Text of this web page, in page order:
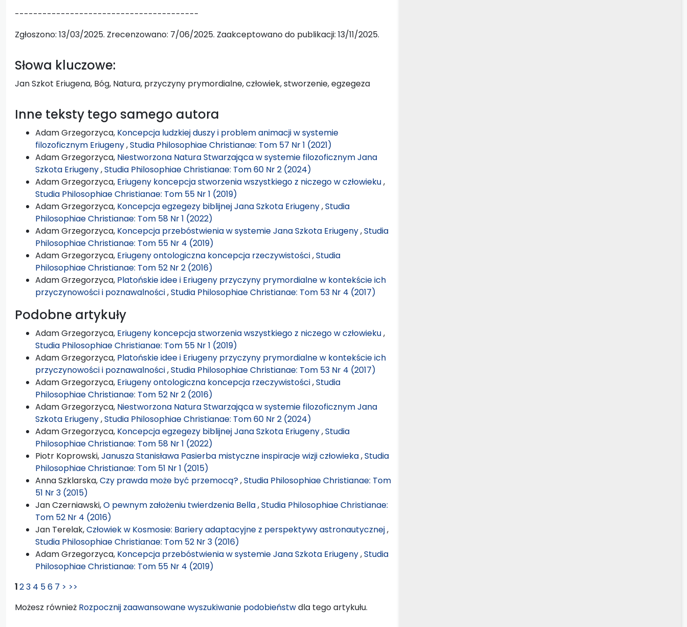
----------------------------------------
Zgłoszono: 13/03/2025. Zrecenzowano: 7/06/2025. Zaakceptowano do publikacji: 13/11/2025.
Słowa kluczowe:
Jan Szkot Eriugena, Bóg, Natura, przyczyny prymordialne, człowiek, stworzenie, egzegeza
Inne teksty tego samego autora
Adam Grzegorzyca, Koncepcja ludzkiej duszy i problem animacji w systemie
filozoficznym Eriugeny,Studia Philosophiae Christianae: Tom 57 Nr 1 (2021)
Adam Grzegorzyca, Niestworzona Natura Stwarzająca w systemie filozoficznym Jana
Szkota Eriugeny,Studia Philosophiae Christianae: Tom 60 Nr 2 (2024)
Adam Grzegorzyca, Eriugeny koncepcja stworzenia wszystkiego z niczego w człowieku,
Studia Philosophiae Christianae: Tom 55 Nr 1 (2019)
Adam Grzegorzyca, Koncepcja egzegezy biblijnej Jana Szkota Eriugeny,Studia
Philosophiae Christianae: Tom 58 Nr 1 (2022)
Adam Grzegorzyca, Koncepcja przebóstwienia w systemie Jana Szkota Eriugeny,Studia
Philosophiae Christianae: Tom 55 Nr 4 (2019)
Adam Grzegorzyca, Eriugeny ontologiczna koncepcja rzeczywistości,Studia
Philosophiae Christianae: Tom 52 Nr 2 (2016)
Adam Grzegorzyca, Platońskie idee i Eriugeny przyczyny prymordialne w kontekście ich
przyczynowości i poznawalności,Studia Philosophiae Christianae: Tom 53 Nr 4 (2017)
Podobne artykuły
Adam Grzegorzyca, Eriugeny koncepcja stworzenia wszystkiego z niczego w człowieku,
Studia Philosophiae Christianae: Tom 55 Nr 1 (2019)
Adam Grzegorzyca, Platońskie idee i Eriugeny przyczyny prymordialne w kontekście ich
przyczynowości i poznawalności,Studia Philosophiae Christianae: Tom 53 Nr 4 (2017)
Adam Grzegorzyca, Eriugeny ontologiczna koncepcja rzeczywistości,Studia
Philosophiae Christianae: Tom 52 Nr 2 (2016)
Adam Grzegorzyca, Niestworzona Natura Stwarzająca w systemie filozoficznym Jana
Szkota Eriugeny,Studia Philosophiae Christianae: Tom 60 Nr 2 (2024)
Adam Grzegorzyca, Koncepcja egzegezy biblijnej Jana Szkota Eriugeny,Studia
Philosophiae Christianae: Tom 58 Nr 1 (2022)
Piotr Koprowski,Janusza Stanisława Pasierba mistyczne inspiracje wizji człowieka,Studia
Philosophiae Christianae: Tom 51 Nr 1 (2015)
Anna Szklarska,Czy prawda może być przemocą?,Studia Philosophiae Christianae: Tom
51 Nr 3 (2015)
Jan Czerniawski,O pewnym założeniu twierdzenia Bella,Studia Philosophiae Christianae:
Tom 52 Nr 4 (2016)
Jan Terelak,Człowiek w Kosmosie: Bariery adaptacyjne z perspektywy astronautycznej,
Studia Philosophiae Christianae: Tom 52 Nr 3 (2016)
Adam Grzegorzyca, Koncepcja przebóstwienia w systemie Jana Szkota Eriugeny,Studia
Philosophiae Christianae: Tom 55 Nr 4 (2019)
123 4 56 7 > >>
Możesz również Rozpocznij zaawansowane wyszukiwanie podobieństwdla tego artykułu.